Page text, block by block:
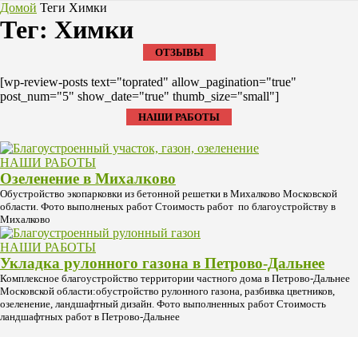
Домой Теги Химки
Тег: Химки
ОТЗЫВЫ
[wp-review-posts text="toprated" allow_pagination="true"
post_num="5" show_date="true" thumb_size="small"]
НАШИ РАБОТЫ
НАШИ РАБОТЫ
Озеленение в Михалково
Обустройство экопарковки из бетонной решетки в Михалково Московской
области. Фото выполненых работ Стоимость работ по благоустройству в
Михалково
НАШИ РАБОТЫ
Укладка рулонного газона в Петрово-Дальнее
Комплексное благоустройство территории частного дома в Петрово-Дальнее
Московской области:обустройство рулонного газона, разбивка цветников,
озеленение, ландшафтный дизайн. Фото выполненных работ Стоимость
ландшафтных работ в Петрово-Дальнее